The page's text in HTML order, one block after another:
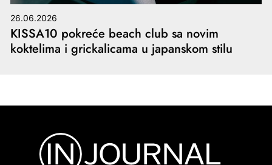
26.06.2026
KISSA10 pokreće beach club sa novim
koktelima i grickalicama u japanskom stilu